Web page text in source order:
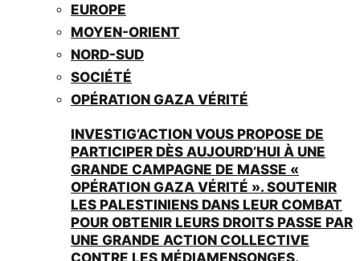
EUROPE
MOYEN-ORIENT
NORD-SUD
SOCIÉTÉ
OPÉRATION GAZA VÉRITÉ
INVESTIG’ACTION VOUS PROPOSE DE
PARTICIPER DÈS AUJOURD’HUI À UNE
GRANDE CAMPAGNE DE MASSE «
OPÉRATION GAZA VÉRITÉ ». SOUTENIR
LES PALESTINIENS DANS LEUR COMBAT
POUR OBTENIR LEURS DROITS PASSE PAR
UNE GRANDE ACTION COLLECTIVE
CONTRE LES MÉDIAMENSONGES.